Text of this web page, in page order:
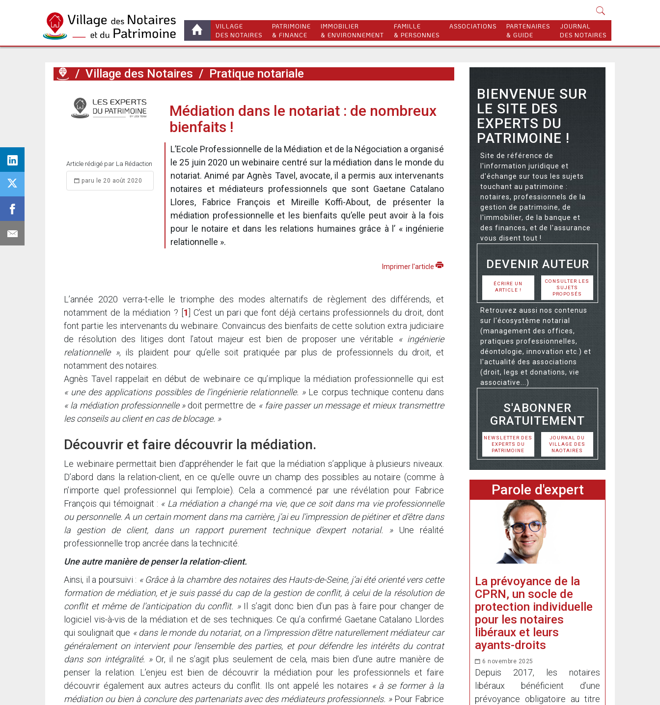
VILLAGE
DES NOTAIRES
PATRIMOINE
& FINANCE
IMMOBILIER
& ENVIRONNEMENT
FAMILLE
& PERSONNES
ASSOCIATIONS
PARTENAIRES
& GUIDE
JOURNAL
DES NOTAIRES
/ Village des Notaires / Pratique notariale
Article rédigé par La Rédaction
paru le 20 août 2020
Médiation dans le notariat : de nombreux
bienfaits !
L’Ecole Professionnelle de la Médiation et de la Négociation a organisé
le 25 juin 2020 un webinaire centré sur la médiation dans le monde du
notariat. Animé par Agnès Tavel, avocate, il a permis aux intervenants
notaires et médiateurs professionnels que sont Gaetane Catalano
Llores, Fabrice François et Mireille Koffi-About, de présenter la
médiation professionnelle et les bienfaits qu’elle peut avoir à la fois
pour le notaire et dans les relations humaines grâce à l’ « ingénierie
relationnelle ».
Imprimer l'article
L’année 2020 verra-t-elle le triomphe des modes alternatifs de règlement des différends, et
notamment de la médiation ?
1
C’est un pari que font déjà certains professionnels du droit, dont
font partie les intervenants du webinaire. Convaincus des bienfaits de cette solution extra judiciaire
de résolution des litiges dont l’atout majeur est bien de proposer une véritable « ingénierie
relationnelle », ils plaident pour qu’elle soit pratiquée par plus de professionnels du droit, et
notamment des notaires.
Agnès Tavel rappelait en début de webinaire ce qu’implique la médiation professionnelle qui est
« une des applications possibles de l’ingénierie relationnelle. »Le corpus technique contenu dans
« la médiation professionnelle »doit permettre de « faire passer un message et mieux transmettre
les conseils au client en cas de blocage. »
Découvrir et faire découvrir la médiation.
Le webinaire permettait bien d’appréhender le fait que la médiation s’applique à plusieurs niveaux.
D’abord dans la relation-client, en ce qu’elle ouvre un champ des possibles au notaire (comme à
n’importe quel professionnel qui l’emploie). Cela a commencé par une révélation pour Fabrice
François qui témoignait : « La médiation a changé ma vie, que ce soit dans ma vie professionnelle
ou personnelle. A un certain moment dans ma carrière, j’ai eu l’impression de piétiner et d’être dans
la gestion de client, dans un rapport purement technique d’expert notarial. »Une réalité
professionnelle trop ancrée dans la technicité.
Une autre manière de penser la relation-client.
Ainsi, il a poursuivi : « Grâce à la chambre des notaires des Hauts-de-Seine, j’ai été orienté vers cette
formation de médiation, et je suis passé du cap de la gestion de conflit, à celui de la résolution de
conflit et même de l’anticipation du conflit. »Il s’agit donc bien d’un pas à faire pour changer de
logiciel vis-à-vis de la médiation et de ses techniques. Ce qu’a confirmé Gaetane Catalano Llordes
qui soulignait que « dans le monde du notariat, on a l’impression d’être naturellement médiateur car
généralement on intervient pour l’ensemble des parties, et pour défendre les intérêts du contrat
dans son intégralité. »Or, il ne s’agit plus seulement de cela, mais bien d’une autre manière de
penser la relation. L’enjeu est bien de découvrir la médiation pour les professionnels et faire
découvrir également aux autres acteurs du conflit. Ils ont appelé les notaires « à se former à la
médiation ou bien à conclure des partenariats avec des médiateurs professionnels. »Pour Fabrice
BIENVENUE SUR
LE SITE DES
EXPERTS DU
PATRIMOINE !
Site de référence de
l'information juridique et
d'échange sur tous les sujets
touchant au patrimoine :
notaires, professionnels de la
gestion de patrimoine, de
l'immobilier, de la banque et
des finances, et de l'assurance
vous disent tout !
DEVENIR AUTEUR
ÉCRIRE UN
ARTICLE !
CONSULTER LES
SUJETS
PROPOSÉS
Retrouvez aussi nos contenus
sur l'écosystème notarial
(management des offices,
pratiques professionnelles,
déontologie, innovation etc.) et
l'actualité des associations
(droit, legs et donations, vie
associative...)
S'ABONNER
GRATUITEMENT
NEWSLETTER DES
EXPERTS DU
PATRIMOINE
JOURNAL DU
VILLAGE DES
NAOTAIRES
Parole d'expert
La prévoyance de la
CPRN, un socle de
protection individuelle
pour les notaires
libéraux et leurs
ayants-droits
6 novembre 2025
Depuis 2017, les notaires
libéraux bénéficient d’une
prévoyance obligatoire au titre